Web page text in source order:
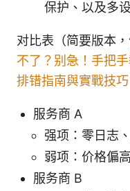
保护、以及多
对比表（简要版本
不了？别急！手把
排错指南與實戰技巧
服务商 A
强项：零日志
弱项：价格偏
服务商 B